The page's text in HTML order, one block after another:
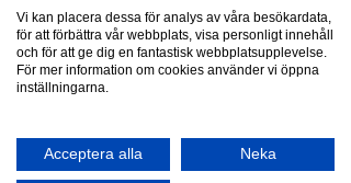
Vi kan placera dessa för analys av våra besökardata,
för att förbättra vår webbplats, visa personligt innehåll
och för att ge dig en fantastisk webbplatsupplevelse.
För mer information om cookies använder vi öppna
inställningarna.
Acceptera alla Neka